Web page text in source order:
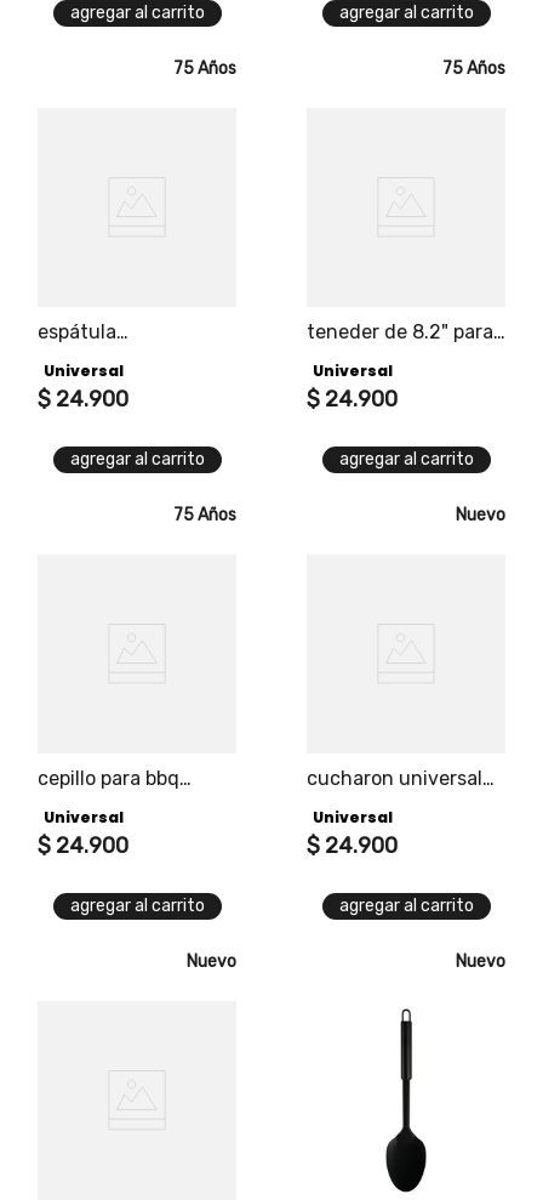
agregar al carrito agregar al carrito
75 Años
espátula
bbq universal
Universal
$ 24.900
agregar al carrito
75 Años
teneder de 8.2" para
Universal
$ 24.900
agregar al carrito
75 Años
cepillo para bbq
Universal
$ 24.900
agregar al carrito
Nuevo
cucharon universal
Universal
$ 24.900
agregar al carrito
Nuevo Nuevo